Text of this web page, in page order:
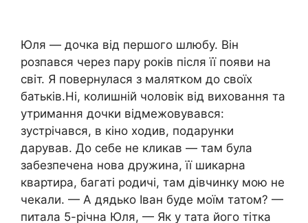
Юля — дочка від першого шлюбу. Він
розпався через пару років після її появи на
світ. Я повернулася з малятком до своїх
батьків.Ні, колишній чоловік від виховання та
утримання дочки відмежовувався:
зустрічався, в кіно ходив, подарунки
дарував. До себе не кликав — там була
забезпечена нова дружина, її шикарна
квартира, багаті родичі, там дівчинку мою не
чекали. — А дядько Іван буде моїм татом? —
питала 5-річна Юля, — Як у тата його тітка